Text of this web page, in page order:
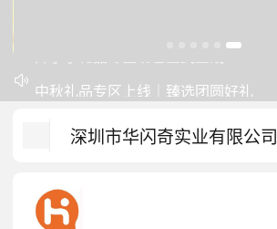

开学季礼品专区现已正式上线！
中秋礼品专区上线｜臻选团圆好礼
深圳市华闪奇实业有限公司